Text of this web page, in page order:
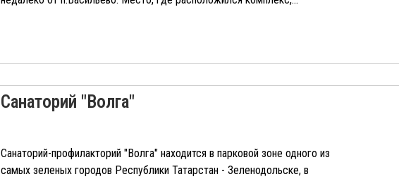
Санаторий "Волга"
Санаторий-профилакторий "Волга" находится в парковой зоне одного из
самых зеленых городов Республики Татарстан - Зеленодольске, в